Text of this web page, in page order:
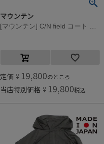
マウンテン
[マウンテン] C/N field コート カーキ
定価 ¥ 19,800のところ
当店特別価格 ¥ 19,800税込